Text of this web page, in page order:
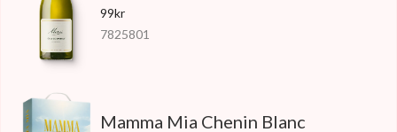
99kr
7825801
Mamma Mia Chenin Blanc